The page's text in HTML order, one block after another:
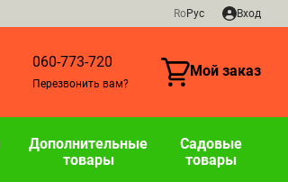
RoРус Вход
060-773-720
Перезвонить вам?
Мой заказ
Дополнительные
товары
Садовые
товары